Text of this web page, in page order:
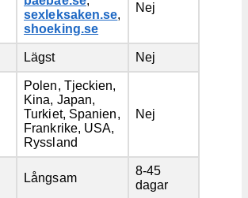
sexleksaken.se,
shoeking.se
Nej
Lägst Nej
Polen, Tjeckien,
Kina, Japan,
Turkiet, Spanien,
Frankrike, USA,
Ryssland
Nej
Långsam
8-45
dagar